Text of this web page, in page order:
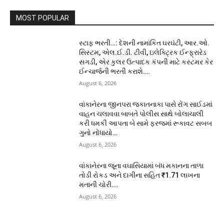
MOST POPULAR
સ્ટાફ ભરતી…: દેશની નામાંકિત ઘરઘંટી, આર.ઓ.
સિસ્ટમ, એલ.ઈ.ડી. ટીવી, ઇલેક્ટ્રિક ઈન્ફ્રારેડ
સગડી, એર કુલર ઉત્પાદક કંપની માટે કસ્ટમર કેર
ઈન્ચાર્જની ભરતી કરાશે….
August 6, 2026
વાંકાનેરના જીનપરા જકાતનાકા પાસે રોંગ સાઈડમાં
વાહન ચલાવવા બાબતે પોલીસ સાથે બોલાચાલી
કરી ધમકી આપતા બે સામે ફરજમાં રૂકાવટ સબબ
ગુનો નોંધાયો…
August 6, 2026
વાંકાનેરના જૂના વઘાસિયામાં બંધ મકાનના તાળા
તોડી રોકડ અને દાગીના સહિત ₹1.71 લાખના
મતાની ચોરી….
August 6, 2026